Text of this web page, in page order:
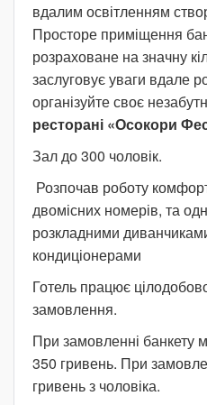
вдалим освітленням
Просторе приміщення
розраховане на значну
заслуговує уваги вдале
організуйте своє
ресторані «Осокори
Зал до 300 чоловік.
Розпочав роботу
двомісних номерів, та
розкладними
кондиціонерами
Готель працює
замовлення.
При замовленні банкету
350 гривень. При
гривень з чоловіка.